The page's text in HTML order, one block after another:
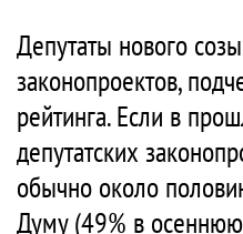
Депутаты нового
законопроектов,
рейтинга. Если в
депутатских
обычно около
Думу (49% в